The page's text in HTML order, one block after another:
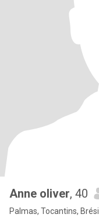
Anne oliver, 40
Palmas, Tocantins, Brésil